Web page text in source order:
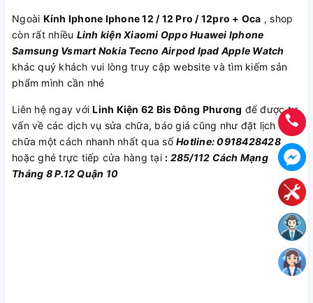
Ngoài Kính Iphone Iphone 12 / 12 Pro / 12pro + Oca , shop
còn rất nhiều Linh kiện Xiaomi Oppo Huawei Iphone
Samsung Vsmart Nokia Tecno Airpod Ipad Apple Watch
khác quý khách vui lòng truy cập website và tìm kiếm sản
phẩm mình cần nhé
Liên hệ ngay vớiLinh Kiện 62 Bis Đông Phương để được tư
vấn về các dịch vụ sửa chữa, báo giá cũng như đặt lịch sửa
chữa một cách nhanh nhất qua sốHotline: 0918428428
hoặc ghé trực tiếp cửa hàng tại : 285/112 Cách Mạng
Tháng 8 P.12 Quận 10